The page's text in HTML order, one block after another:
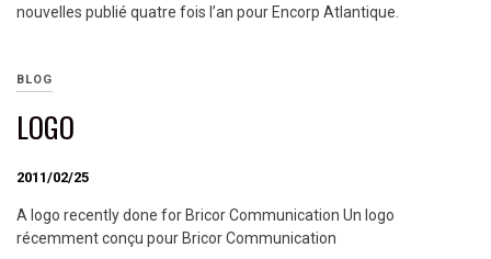
nouvelles publié quatre fois l’an pour Encorp Atlantique.
BLOG
LOGO
2011/02/25
A logo recently done for Bricor Communication Un logo
récemment conçu pour Bricor Communication